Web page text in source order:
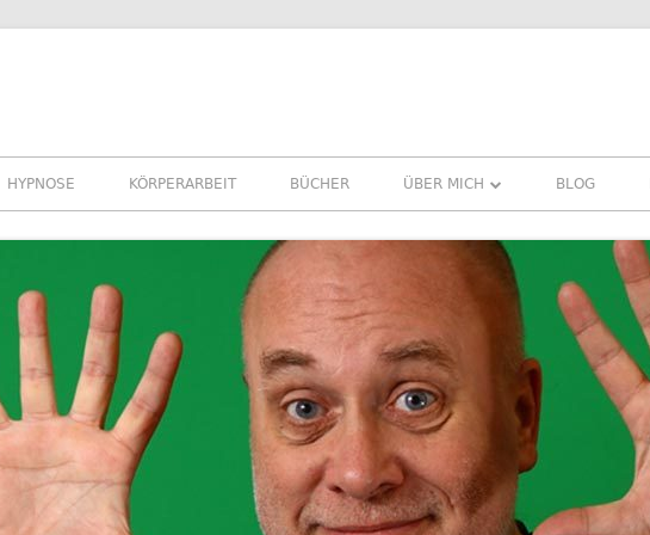
HYPNOSE KÖRPERARBEIT BÜCHER ÜBER MICH
REFERENZEN ERFAHRUNGEN UND
NEWSLETTER
BLOG